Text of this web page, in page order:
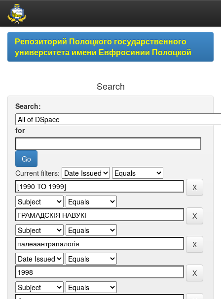
Skip
navigationРепозиторий Полоцкого государственного
университета имени Евфросинии Полоцкой
Search
Search:
for
Current filters: